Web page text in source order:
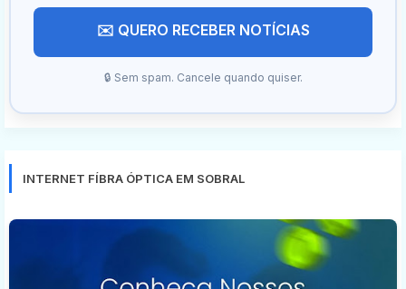
✉️ QUERO RECEBER NOTÍCIAS
🔒 Sem spam. Cancele quando quiser.
INTERNET FÍBRA ÓPTICA EM SOBRAL